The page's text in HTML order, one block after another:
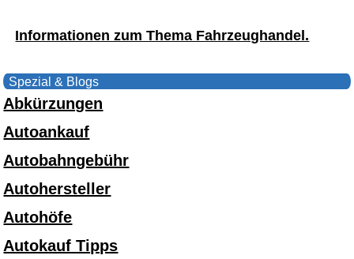
Informationen zum Thema Fahrzeughandel.
Spezial & Blogs
Abkürzungen
Autoankauf
Autobahngebühr
Autohersteller
Autohöfe
Autokauf Tipps